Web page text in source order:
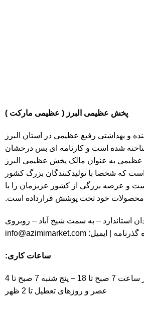
پخش عظیمی البرز ( عظیمی مارکت )
و بهداشتی رفیع عظیمی در استان البرز
شده است و کارنامه ای بس درخشان
عظیمی به عنوان مالک پخش عظیمی البرز
40 سال است که شخصا با تولیدکنندگان بزرگ کشور
و عرصه بزرگی از کشور عزیزمان را با
محصولات خود تحت پوشش قرارداده است.
استاندارد – به سمت شیخ آباد – روبروی
گذرنامه | ایمیل: info@azimimarket.com
ساعات کاری:
شنبه تا چهارشنبه از ساعت 7 صبح تا 18 – پنج شنبه 7 صبح تا 4
عصر و روزهای تعطیل تا 2 ظهر